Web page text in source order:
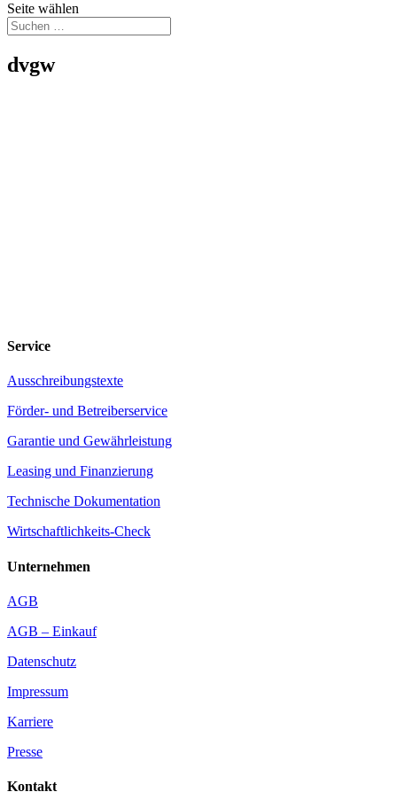
Seite wählen
dvgw
Service
Ausschreibungstexte
Förder- und Betreiberservice
Garantie und Gewährleistung
Leasing und Finanzierung
Technische Dokumentation
Wirtschaftlichkeits-Check
Unternehmen
AGB
AGB – Einkauf
Datenschutz
Impressum
Karriere
Presse
Kontakt